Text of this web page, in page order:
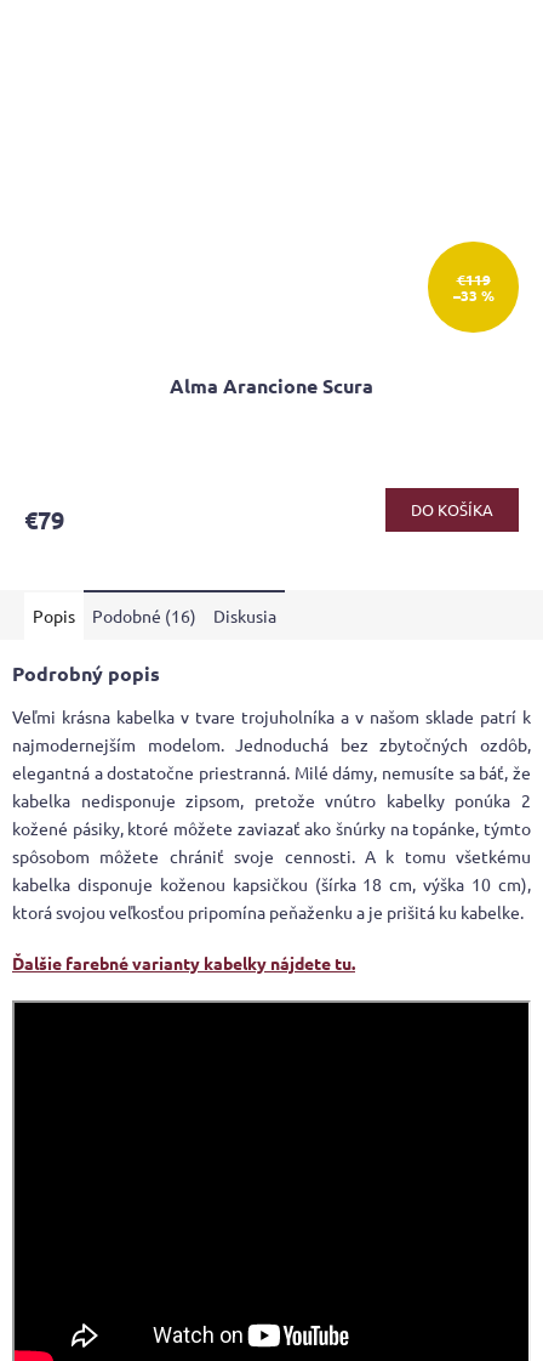
€119
–33 %
Alma Arancione Scura
je
hviezdičiek.
€79 DO KOŠÍKA
Popis Podobné (16) Diskusia
Podrobný popis
Veľmi krásna kabelka v tvare trojuholníka a v našom sklade patrí k
najmodernejším modelom. Jednoduchá bez zbytočných ozdôb,
elegantná a dostatočne priestranná. Milé dámy, nemusíte sa báť, že
kabelka nedisponuje zipsom, pretože vnútro kabelky ponúka 2
kožené pásiky, ktoré môžete zaviazať ako šnúrky na topánke, týmto
spôsobom môžete chrániť svoje cennosti. A k tomu všetkému
kabelka disponuje koženou kapsičkou (šírka 18 cm, výška 10 cm),
ktorá svojou veľkosťou pripomína peňaženku a je prišitá ku kabelke.
Ďalšie farebné varianty kabelky nájdete tu.